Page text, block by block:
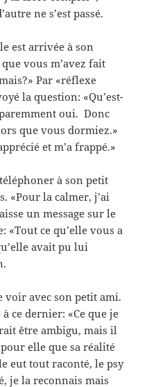
ne s’est passé.
est arrivée à son
vous m’avez fait
Par «réflexe
la question: «Qu’est-
oui. ­ Donc
que vous dormiez.»
et m’a frappé.»
à son petit
«Pour la calmer, j’ai
un message sur le
ce qu’elle vous a
avait pu lui
voir avec son petit ami.
ce dernier: «Ce que je
être ambigu, mais il
elle que sa réalité
eut tout raconté, le psy
je la reconnais mais